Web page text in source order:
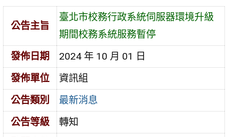
公告主旨
臺北市校務行政系統伺服器環境升級
期間校務系統服務暫停
發佈日期
2024 年 10 月 01 日
發佈單位
資訊組
公告類別
最新消息
公告等級
轉知